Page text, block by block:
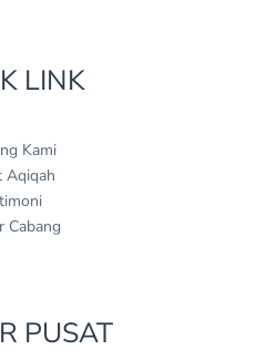
LINK
Kami
Aqiqah
Cabang
PUSAT